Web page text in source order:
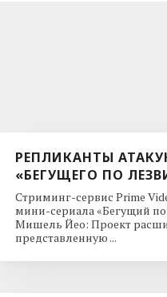
РЕПЛИКАНТЫ
«БЕГУЩЕГО ПО
Стриминг-сервис Prime
мини-сериала «Бегущий
Мишель Йео: Проект
представленную ...